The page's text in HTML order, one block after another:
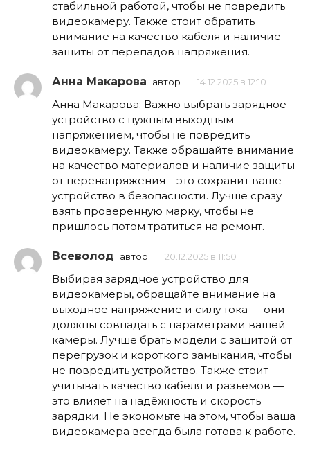
стабильной работой, чтобы не повредить
видеокамеру. Также стоит обратить
внимание на качество кабеля и наличие
защиты от перепадов напряжения.
Анна Макарова автор 14.12.2025 в 12:10
Анна Макарова: Важно выбрать зарядное
устройство с нужным выходным
напряжением, чтобы не повредить
видеокамеру. Также обращайте внимание
на качество материалов и наличие защиты
от перенапряжения – это сохранит ваше
устройство в безопасности. Лучше сразу
взять проверенную марку, чтобы не
пришлось потом тратиться на ремонт.
Всеволод автор 20.12.2025 в 11:50
Выбирая зарядное устройство для
видеокамеры, обращайте внимание на
выходное напряжение и силу тока — они
должны совпадать с параметрами вашей
камеры. Лучше брать модели с защитой от
перегрузок и короткого замыкания, чтобы
не повредить устройство. Также стоит
учитывать качество кабеля и разъёмов —
это влияет на надёжность и скорость
зарядки. Не экономьте на этом, чтобы ваша
видеокамера всегда была готова к работе.